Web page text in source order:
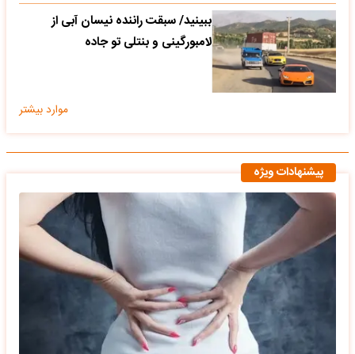
ببینید/ سبقت راننده نیسان آبی از
لامبورگینی و بنتلی تو جاده
موارد بیشتر
پیشنهادات ویژه